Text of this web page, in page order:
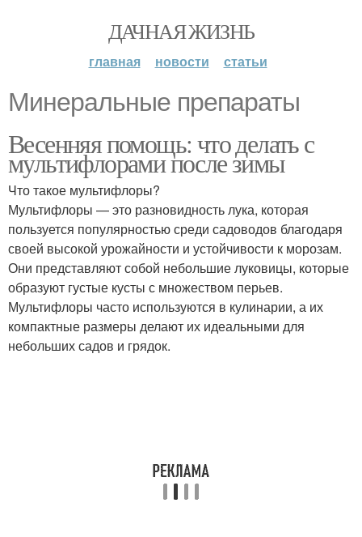
ДАЧНАЯ ЖИЗНЬ
главная новости статьи
Минеральные препараты
Весенняя помощь: что делать с
мультифлорами после зимы
Что такое мультифлоры?
Мультифлоры — это разновидность лука, которая
пользуется популярностью среди садоводов благодаря
своей высокой урожайности и устойчивости к морозам.
Они представляют собой небольшие луковицы, которые
образуют густые кусты с множеством перьев.
Мультифлоры часто используются в кулинарии, а их
компактные размеры делают их идеальными для
небольших садов и грядок.